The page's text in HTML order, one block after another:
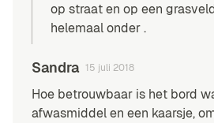
op straat en op een
helemaal onder .
Sandra 15 juli 2018
Hoe betrouwbaar is het bord
afwasmiddel en een kaarsje,